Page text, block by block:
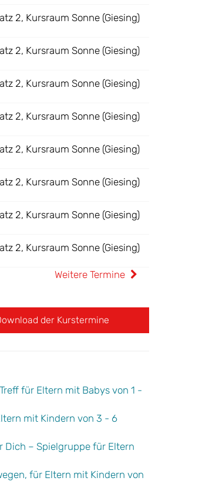
2, Kursraum Sonne (Giesing)
2, Kursraum Sonne (Giesing)
2, Kursraum Sonne (Giesing)
2, Kursraum Sonne (Giesing)
2, Kursraum Sonne (Giesing)
2, Kursraum Sonne (Giesing)
2, Kursraum Sonne (Giesing)
2, Kursraum Sonne (Giesing)
Weitere Termine
der Kurstermine
für Eltern mit Babys von 1 -
mit Kindern von 3 - 6
Dich – Spielgruppe für Eltern
für Eltern mit Kindern von